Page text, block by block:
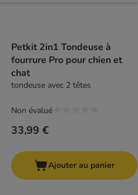
Petkit 2in1 Tondeuse à
fourrure Pro pour chien et
chat
tondeuse avec 2 têtes
33,99 €
Non évalué
Ajouter au panier